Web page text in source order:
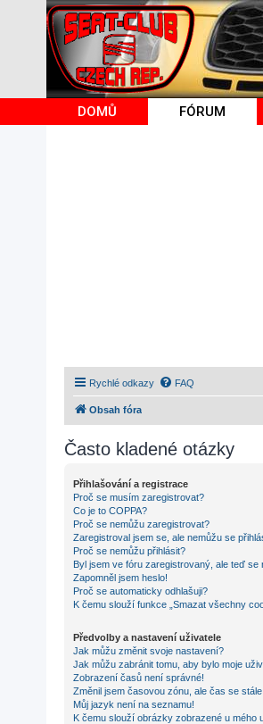
DOMŮ FÓRUM
Rychlé odkazy FAQ
Obsah fóra
Často kladené otázky
Přihlašování a registrace
Proč se musím zaregistrovat?
Co je to COPPA?
Proč se nemůžu zaregistrovat?
Zaregistroval jsem se, ale nemůžu se
Proč se nemůžu přihlásit?
Byl jsem ve fóru zaregistrovaný, ale teď se
Zapomněl jsem heslo!
Proč se automaticky odhlašuji?
K čemu slouží funkce „Smazat všechny
Předvolby a nastavení uživatele
Jak můžu změnit svoje nastavení?
Jak můžu zabránit tomu, aby bylo moje
Zobrazení časů není správné!
Změnil jsem časovou zónu, ale čas se
Můj jazyk není na seznamu!
K čemu slouží obrázky zobrazené u mého